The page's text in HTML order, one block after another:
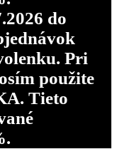
do
Pri
použite
Tieto